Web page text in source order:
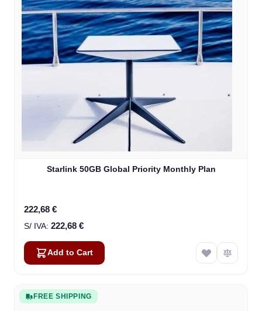
Starlink 50GB Global Priority Monthly Plan
222,68 €
222,68 €
Add to Cart
FREE SHIPPING